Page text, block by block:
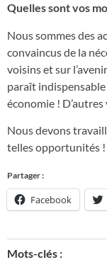
Quelles sont vos
Nous sommes des
convaincus de la
voisins et sur
paraît
économie !
Nous devons
telles opportunités !
Partager :
Facebook
Mots-clés :